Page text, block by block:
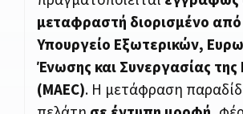
μεταφραστή διορισμένο
Υπουργείο Εξωτερικών,
Ένωσης και Συνεργασίας της
(MAEC). Η μετάφραση